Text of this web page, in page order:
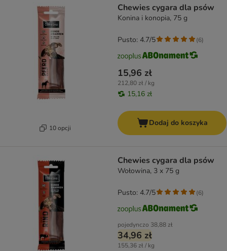
10 opcji
Chewies cygara dla psów
Konina i konopia, 75 g
15,96 zł
212,80 zł / kg
15,16 zł
Pusto: 4.7/5 (6)
Dodaj do koszyka
Chewies cygara dla psów
Wołowina, 3 x 75 g
pojedynczo 38,88 zł
34,96 zł
155,36 zł / kg
Pusto: 4.7/5 (6)